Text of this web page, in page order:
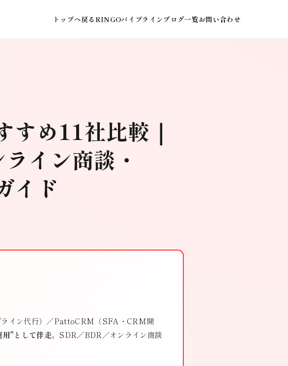
トップへ戻るRINGOパイプライン ブログ一覧お問い合わせ
すめ11社比較｜
イン商談・
イド
ライン代行）／PattoCRM（SFA・CRM開
用"として伴走。SDR／BDR／オンライン商談